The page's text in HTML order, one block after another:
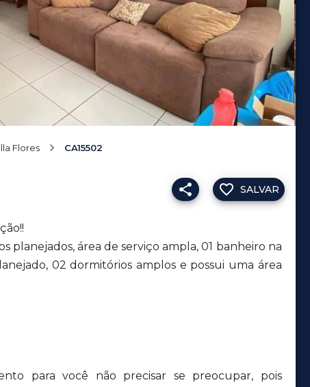
Flores CA15502
planejados, área de serviço ampla, 01 banheiro na
02 dormitórios amplos e possui uma área
para você não precisar se preocupar, pois
SALVAR